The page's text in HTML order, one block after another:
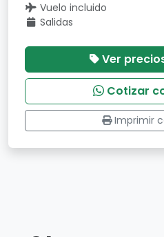
Vuelo incluido
Salidas
Ver
Cotizar
Imprimir